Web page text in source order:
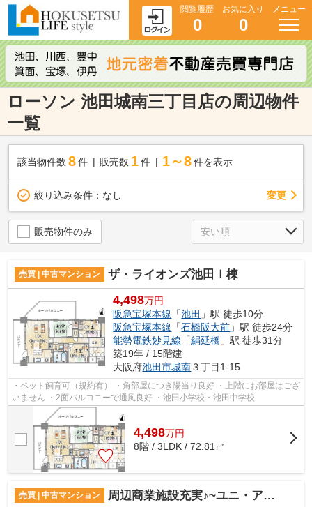
閲覧履歴
0
お気に入り
0
メニュー
ローソン 池田城南三丁目店の周辺物件
一覧
該当物件数 8件 販売数 1 件 1～8 件を表示
絞り込み条件： なし 変更
販売物件のみ
売買 | 中古マンション ザ・ライオンズ池田Ｉ棟
4,498万円
阪急宝塚本線 「池田 」駅 徒歩10分
阪急宝塚本線 「石橋阪大前 」駅 徒歩24分
能勢電鉄妙見線 「絹延橋 」駅 徒歩31分
築19年 / 15階建
大阪府池田市城南３丁目1-15
・ペット飼育可（規約有） ・角部屋につき陽当り良好 ・上階にお部屋はござ
いません ・2面バルコニーで通風良好 ・池田小学校・池田中学校
4,498万円
8階 / 3LDK / 72.81㎡
売買 | 中古マンション 周辺商業施設充実♪~ユニ・アルス池田城南2階部分♪